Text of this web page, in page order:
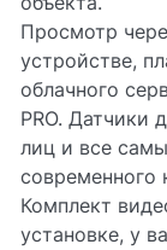
Просмотр
устройстве,
облачного
PRO. Датчики
лиц и все
современного
Комплект
установке, у